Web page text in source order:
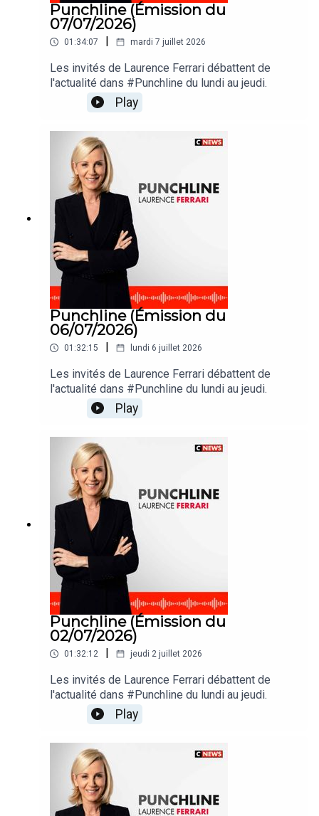
Punchline (Émission du
07/07/2026)
01:34:07 | mardi 7 juillet 2026
Les invités de Laurence Ferrari débattent de
l'actualité dans #Punchline du lundi au jeudi.
Play
Punchline (Émission du
06/07/2026)
01:32:15 lundi 6 juillet 2026
Les invités de Laurence Ferrari débattent de
l'actualité dans #Punchline du lundi au jeudi.
Play
Punchline (Émission du
02/07/2026)
01:32:12 jeudi 2 juillet 2026
Les invités de Laurence Ferrari débattent de
l'actualité dans #Punchline du lundi au jeudi.
Play